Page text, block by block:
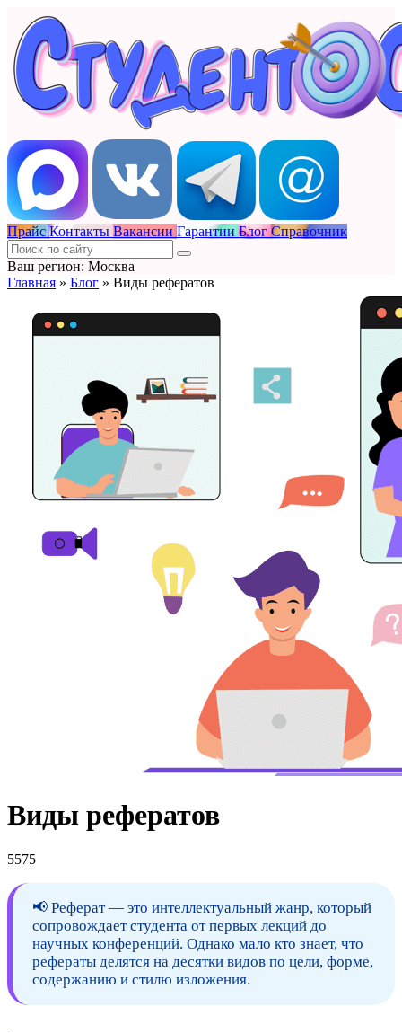
Прайс Контакты Вакансии Гарантии Блог Справочник
Ваш регион: Москва
Главная » Блог » Виды рефератов
Виды рефератов
5575
📢 Реферат — это интеллектуальный жанр, который
сопровождает студента от первых лекций до
научных конференций. Однако мало кто знает, что
рефераты делятся на десятки видов по цели, форме,
содержанию и стилю изложения.